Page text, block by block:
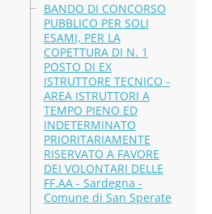
BANDO DI CONCORSO
PUBBLICO PER SOLI
ESAMI, PER LA
COPETTURA DI N. 1
POSTO DI EX
ISTRUTTORE TECNICO -
AREA ISTRUTTORI A
TEMPO PIENO ED
INDETERMINATO
PRIORITARIAMENTE
RISERVATO A FAVORE
DEI VOLONTARI DELLE
FF.AA - Sardegna -
Comune di San Sperate